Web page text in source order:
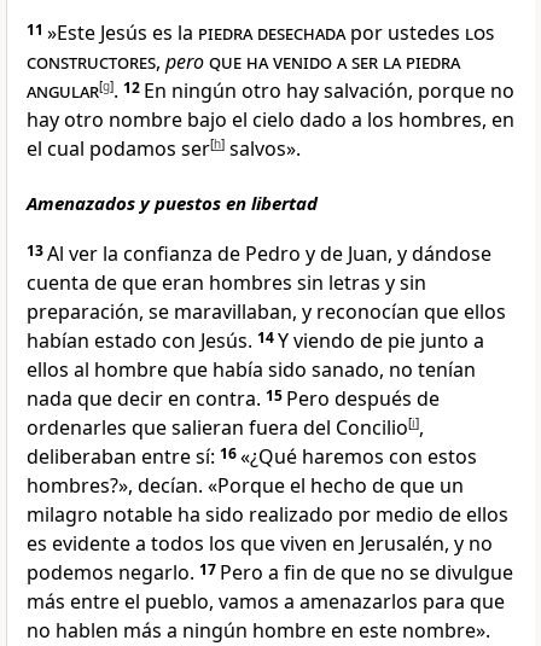
11 »Este Jesús es la piedra desechadapor ustedes los
constructores, peroque ha venido a ser la piedra
angular[g]. 12 En ningún otro hay salvación, porque no
hay otro nombre bajo el cielo dado a los hombres, en
el cual podamos ser[h] salvos».
Amenazados y puestos en libertad
13Al ver la confianza de Pedro y de Juan, y dándose
cuenta de que eran hombres sin letras y sin
preparación, se maravillaban, y reconocían que ellos
habían estado con Jesús. 14Y viendo de pie junto a
ellos al hombre que había sido sanado, no tenían
nada que decir en contra. 15 Pero después de
ordenarles que salieran fuera del Concilio[i],
deliberaban entre sí: 16«¿Qué haremos con estos
hombres?», decían. «Porque el hecho de que un
milagro notable ha sido realizado por medio de ellos
es evidente a todos los que viven en Jerusalén, y no
podemos negarlo. 17 Pero a fin de que no se divulgue
más entre el pueblo, vamos a amenazarlos para que
no hablen más a ningún hombre en este nombre».